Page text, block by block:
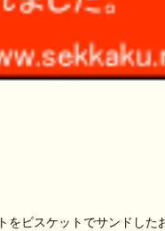
をビスケットでサンドした